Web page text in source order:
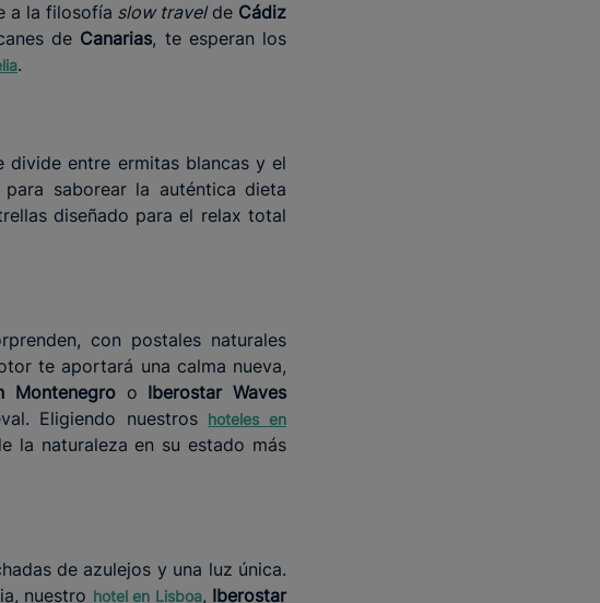
a la filosofía slow travelde Cádiz
de Canarias, te esperan los
.
divide entre ermitas blancas y el
saborear la auténtica dieta
diseñado para el relax total
con postales naturales
te aportará una calma nueva,
Montenegroo Iberostar Waves
Eligiendo nuestros hoteles en
la naturaleza en su estado más
de azulejos y una luz única.
nuestro hotel en Lisboa, Iberostar